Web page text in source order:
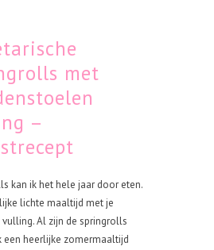
met
–
kan ik het hele jaar door eten.
lichte maaltijd met je
Al zijn de springrolls
een heerlijke zomermaaltijd